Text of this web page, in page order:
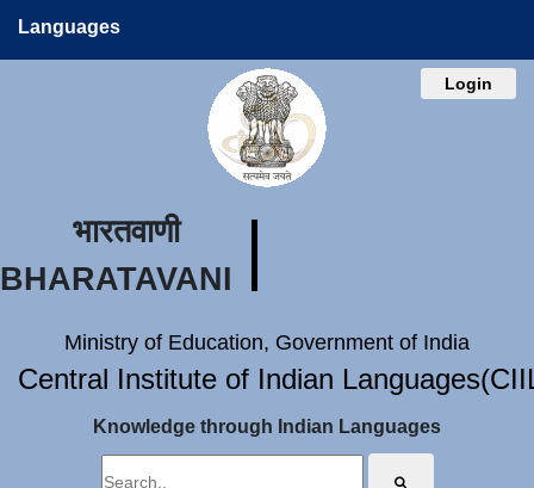
Languages
Login
भारतवाणी
BHARATAVANI
Ministry of Education, Government of India
Central Institute of Indian
Knowledge through Indian Languages